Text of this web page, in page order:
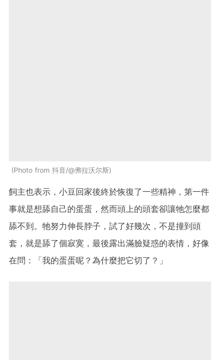
Photo from 抖音/@弗拉沃尔斯
飼主也表示，小豆回家後終於恢復了一些精神，第一件
事就是想舔自己的蛋蛋，然而頭上的頭套卻讓牠怎麼都
舔不到。牠努力伸長脖子，試了好幾次，不是撞到頭
套，就是舔了個寂寞，最後露出滿臉疑惑的表情，好像
在問：「我的蛋蛋呢？為什麼把它切了？」